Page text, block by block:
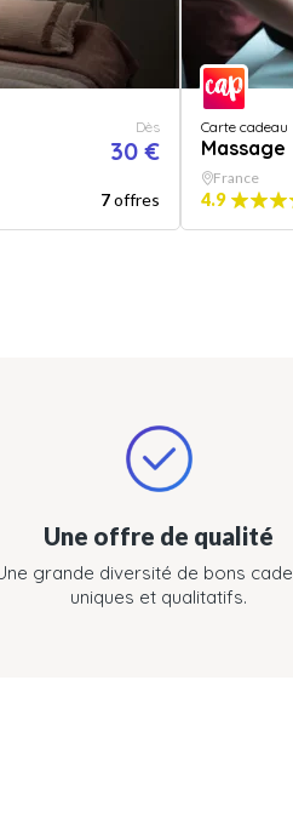
Dès
30 €
7offres
Carte cadeau
Massage
France
4.9
Une offre de qualité
grande diversité de bons
uniques et qualitatifs.